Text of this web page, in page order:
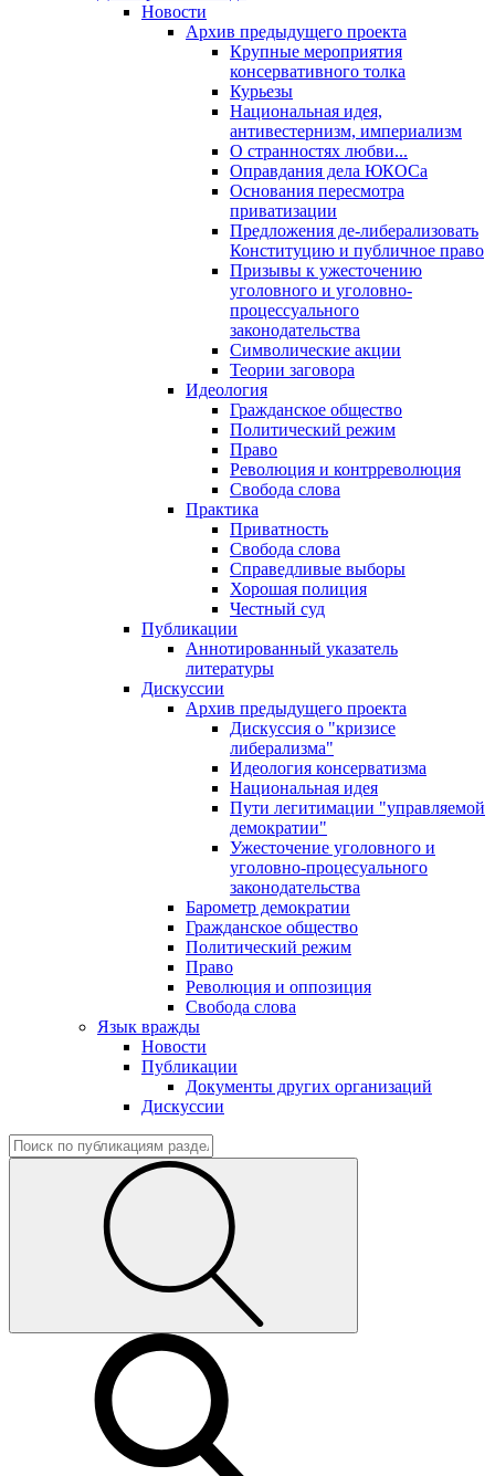
Новости
Архив предыдущего проекта
Крупные мероприятия
консервативного толка
Курьезы
Национальная идея,
антивестернизм, империализм
О странностях любви...
Оправдания дела ЮКОСа
Основания пересмотра
приватизации
Предложения де-либерализовать
Конституцию и публичное право
Призывы к ужесточению
уголовного и уголовно-
процессуального
законодательства
Символические акции
Теории заговора
Идеология
Гражданское общество
Политический режим
Право
Революция и контрреволюция
Свобода слова
Практика
Приватность
Свобода слова
Справедливые выборы
Хорошая полиция
Честный суд
Публикации
Аннотированный указатель
литературы
Дискуссии
Архив предыдущего проекта
Дискуссия о "кризисе
либерализма"
Идеология консерватизма
Национальная идея
Пути легитимации "управляемой
демократии"
Ужесточение уголовного и
уголовно-процесуального
законодательства
Барометр демократии
Гражданское общество
Политический режим
Право
Революция и оппозиция
Свобода слова
Язык вражды
Новости
Публикации
Документы других организаций
Дискуссии